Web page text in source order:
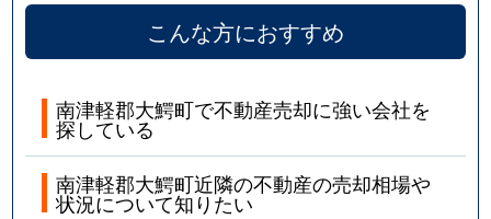
こんな方におすすめ
南津軽郡大鰐町で不動産売却に強い会社を
探している
南津軽郡大鰐町近隣の不動産の売却相場や
状況について知りたい